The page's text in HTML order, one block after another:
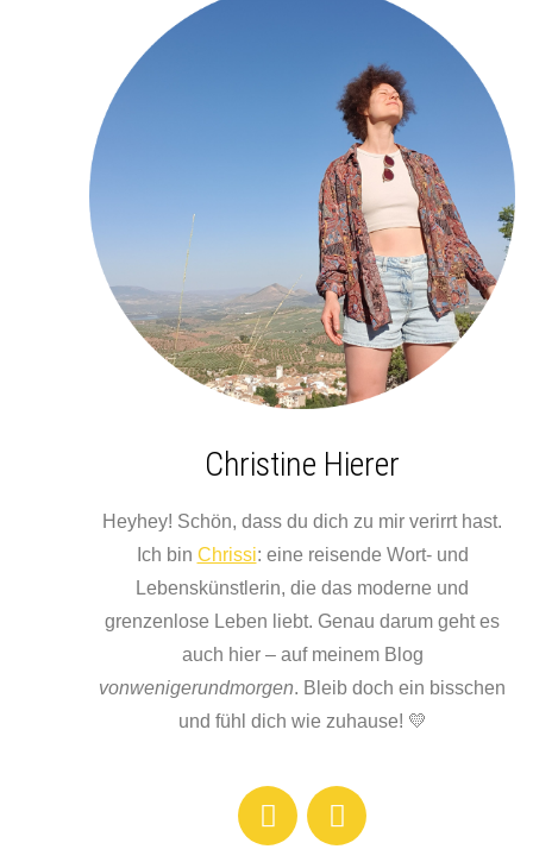
Christine Hierer
Heyhey! Schön, dass du dich zu mir verirrt hast.
Ich bin Chrissi: eine reisende Wort- und
Lebenskünstlerin, die das moderne und
grenzenlose Leben liebt. Genau darum geht es
auch hier – auf meinem Blog
vonwenigerundmorgen. Bleib doch ein bisschen
und fühl dich wie zuhause! 💛